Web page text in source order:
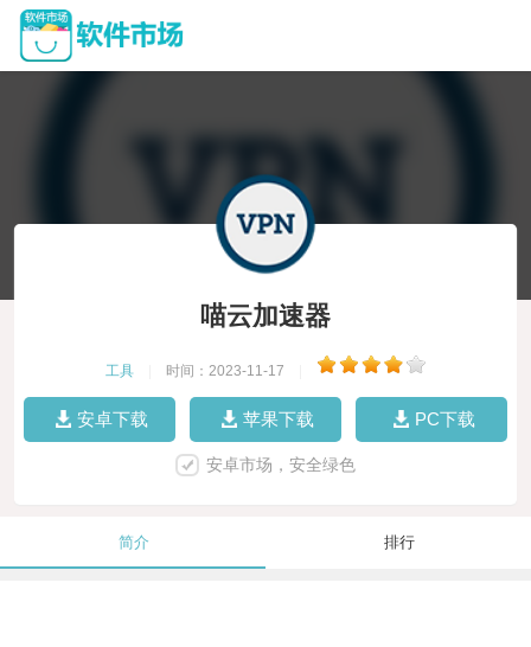
喵云加速器
工具 时间：2023-11-17
安卓下载 苹果下载 PC下载
安卓市场，安全绿色
简介 排行